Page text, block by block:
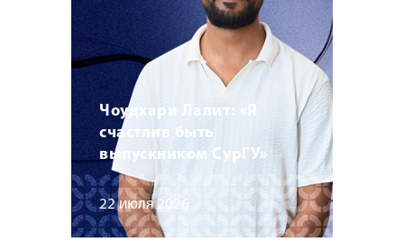
Чоудхари Лалит: «Я
счастлив быть
выпускником СурГУ»
22 июля 2026